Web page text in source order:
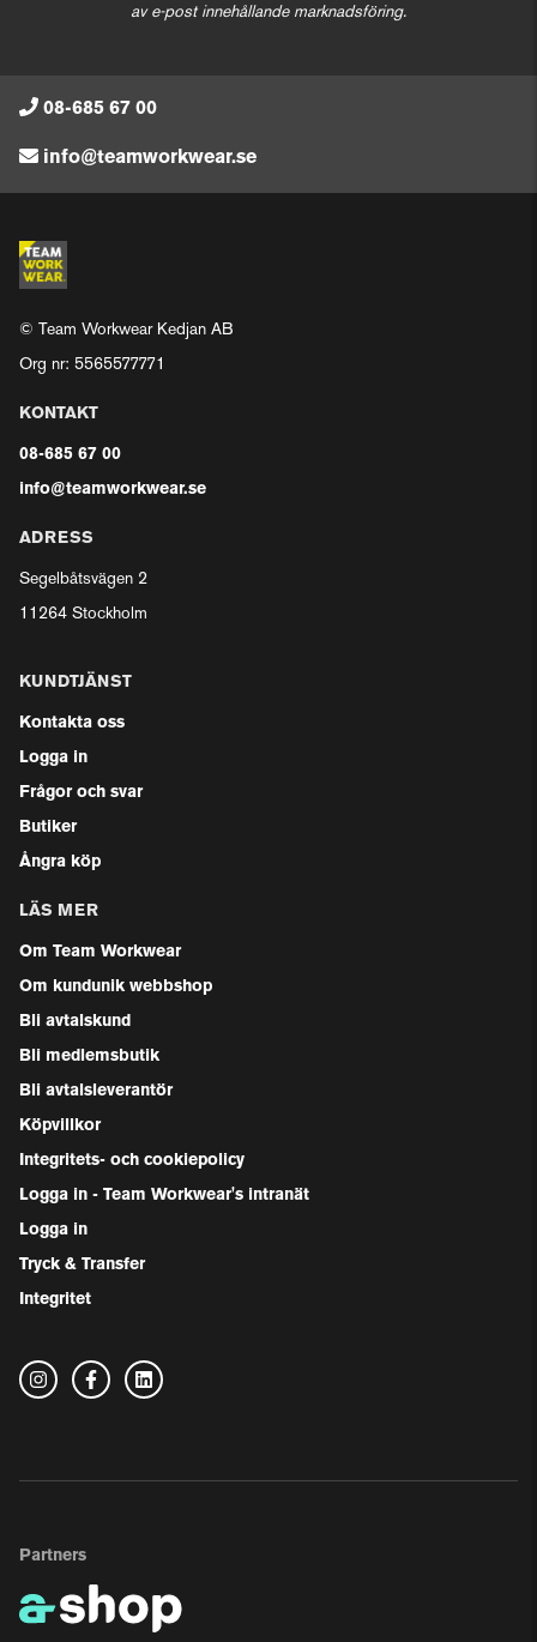
av e-post innehållande marknadsföring.
08-685 67 00
info@teamworkwear.se
© Team Workwear Kedjan AB
Org nr: 5565577771
KONTAKT
08-685 67 00
info@teamworkwear.se
ADRESS
Segelbåtsvägen 2
11264 Stockholm
KUNDTJÄNST
Kontakta oss
Logga in
Frågor och svar
Butiker
Ångra köp
LÄS MER
Om Team Workwear
Om kundunik webbshop
Bli avtalskund
Bli medlemsbutik
Bli avtalsleverantör
Köpvillkor
Integritets- och cookiepolicy
Logga in - Team Workwear's intranät
Logga in
Tryck & Transfer
Integritet
Partners